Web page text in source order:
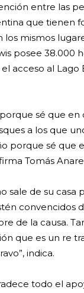
entre las
que tienen
mismos
posee 38.000
acceso al Lago
sé que
a los que
porque sé que
Tomás
sale de su
convencidos
de la causa.
que es un re
indica.
todo el